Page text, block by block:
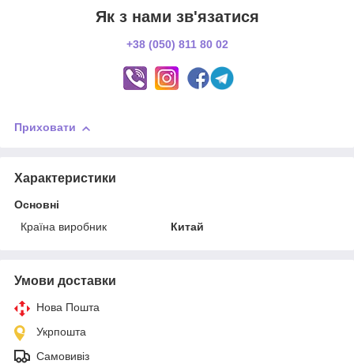
Як з нами зв'язатися
+38 (050) 811 80 02
Приховати
Характеристики
Основні
Країна виробник
Китай
Умови доставки
Нова Пошта
Укрпошта
Самовивіз